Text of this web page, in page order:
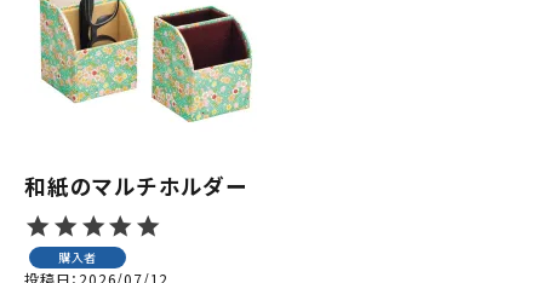
和紙のマルチホルダー
購入者
投稿日 2026/07/12